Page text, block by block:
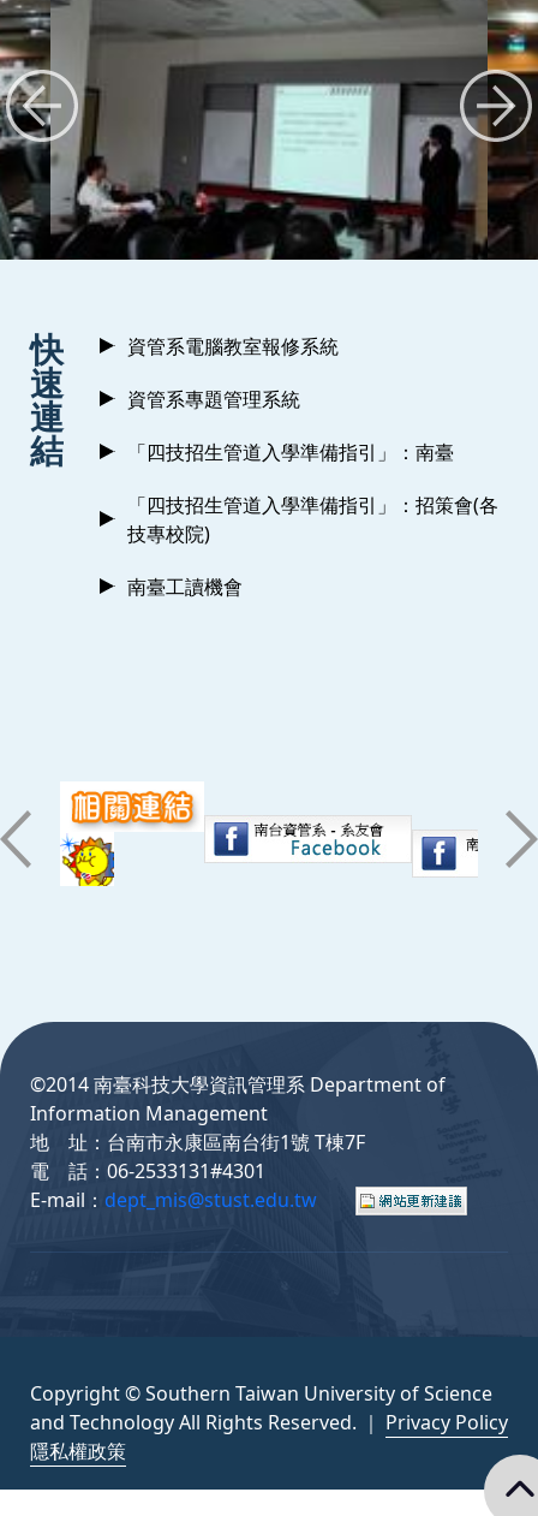
快
速
連
結
資管系電腦教室報修系統
資管系專題管理系統
「四技招生管道入學準備指引」：南臺
「四技招生管道入學準備指引」：招策會(各
技專校院)
南臺工讀機會
©2014 南臺科技大學資訊管理系 Department of
Information Management
地 址：台南市永康區南台街1號 T棟7F
電 話：06-2533131#4301
E-mail： dept_mis@stust.edu.tw
Copyright © Southern Taiwan University of Science
and Technology All Rights Reserved. ｜ Privacy Policy
隱私權政策